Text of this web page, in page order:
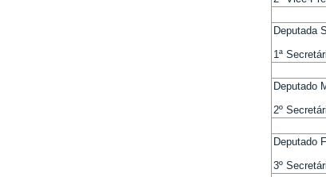
Deputada
1ª
Deputado
2º
Deputado
3º